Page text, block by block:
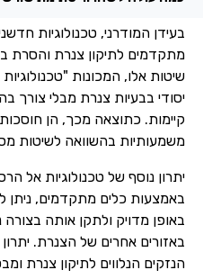
בעידן המודרני, טכנולוגיות חדשניות
מתקדמים לתיקון צנרת והסרת בעיות
שיטות אלו, המכונות "טכנולוגיות אל
יסודי בבעיות צנרת מבלי צורך בהרס
קיימות. כתוצאה מכך, הן חוסכות זמן,
משמעותיות בהשוואה לשיטות
יתרון נוסף של טכנולוגיות אל הרס
באמצעות כלים מתקדמים, ניתן
באופן מדויק ולתקן אותה בצורה
באזורים אחרים של הצנרת. יתרון
הנזקים הנלווים לתיקון צנרת ומבטיח